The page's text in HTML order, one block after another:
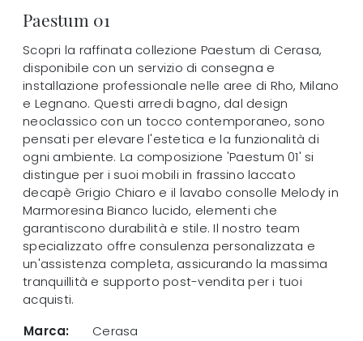
Paestum 01
Scopri la raffinata collezione Paestum di Cerasa,
disponibile con un servizio di consegna e
installazione professionale nelle aree di Rho, Milano
e Legnano. Questi arredi bagno, dal design
neoclassico con un tocco contemporaneo, sono
pensati per elevare l'estetica e la funzionalità di
ogni ambiente. La composizione 'Paestum 01' si
distingue per i suoi mobili in frassino laccato
decapè Grigio Chiaro e il lavabo consolle Melody in
Marmoresina Bianco lucido, elementi che
garantiscono durabilità e stile. Il nostro team
specializzato offre consulenza personalizzata e
un'assistenza completa, assicurando la massima
tranquillità e supporto post-vendita per i tuoi
acquisti.
Marca:
Cerasa